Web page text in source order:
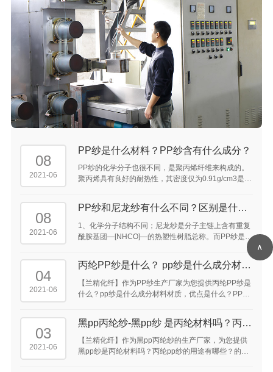
08
2021-06
PP纱是什么材料？PP纱含有什么成分？
PP纱的化学分子也很不同，是聚丙烯纤维来构成的。
聚丙烯具有良好的耐热性，其密度仅为0.91g/cm3是常
可比其他纤维得到的较高的覆盖面积。 ...
08
2021-06
PP纱和尼龙纱有什么不同？区别是什
么？
1、化学分子结构不同；尼龙纱是分子主链上含有重复
酰胺基团—[NHCO]—的热塑性树脂总称。而PP纱是聚
04
2021-06
丙纶PP纱是什么？ pp纱是什么成分材料
材质，优点是什么？ ...
【兰精化纤】作为PP纱生产厂家为您提供丙纶PP纱是
什么？pp纱是什么成分材料材质，优点是什么？PP纱
西，pp纱原材料是什么的答案供大家参考。 ...
03
2021-06
黑pp丙纶纱-黑pp纱 是丙纶材料吗？丙纶
pp纱的用途 有哪些？ ...
【兰精化纤】作为黑pp丙纶纱的生产厂家，为您提供
黑pp纱是丙纶材料吗？丙纶pp纱的用途有哪些？的介
∧